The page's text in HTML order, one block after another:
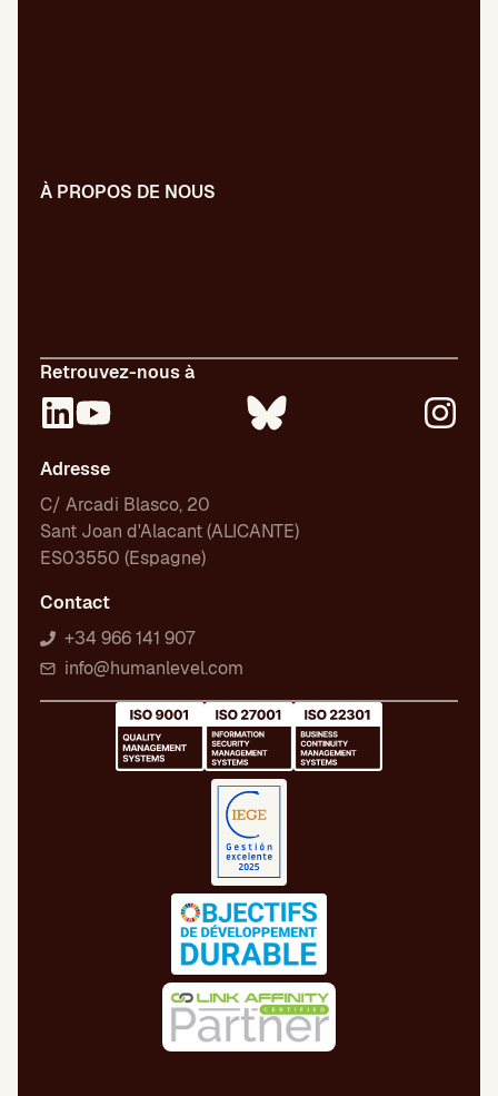
À PROPOS DE NOUS
Retrouvez-nous à
Adresse
C/ Arcadi Blasco, 20
Sant Joan d'Alacant (ALICANTE)
ES03550 (Espagne)
Contact
+34 966 141 907
info@humanlevel.com